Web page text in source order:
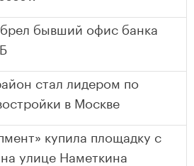
бывший офис банка
стал лидером по
в Москве
купила площадку с
улице Наметкина